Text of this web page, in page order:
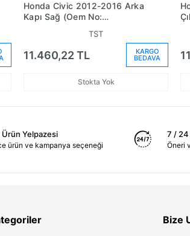
Honda Civic 2012-2016 Arka
Kapı Sağ (Oem No:
TST
11.460,22 TL KARGO
BEDAVA
Stokta Yok
Ürün Yelpazesi
ürün ve kampanya seçeneği
7 / 24
Öneri
Bize